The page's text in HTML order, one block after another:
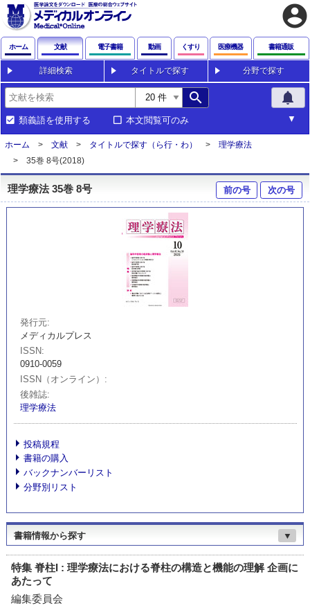
account_circle
ホーム 文献 電子書籍 動画 くすり 医療機器 書籍通販
詳細検索 タイトルで探す 分野で探す
search notifications
類義語を使用する 本文閲覧可のみ
ホーム 文献 タイトルで探す（ら行・わ）
理学療法
35巻 8号(2018)
理学療法 35巻 8号 前の号 次の号
発行元
メディカルプレス
ISSN
0910-0059
ISSN（オンライン）
後雑誌
理学療法
投稿規程
書籍の購入
バックナンバーリスト
分野別リスト
書籍情報から探す ▼
特集 脊柱I : 理学療法における脊柱の構造と機能の理解 企画に
あたって
編集委員会